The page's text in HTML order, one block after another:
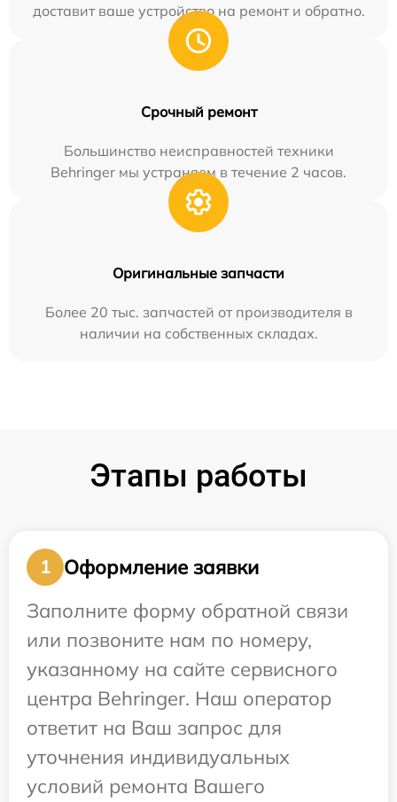
доставит ваше устройство на ремонт и обратно.
Срочный ремонт
Большинство неисправностей техники
Behringer мы устраняем в течение 2 часов.
Оригинальные запчасти
Более 20 тыс. запчастей от производителя в
наличии на собственных складах.
Этапы работы
1
Оформление заявки
Заполните форму обратной связи
или позвоните нам по номеру,
указанному на сайте сервисного
центра Behringer. Наш оператор
ответит на Ваш запрос для
уточнения индивидуальных
условий ремонта Вашего